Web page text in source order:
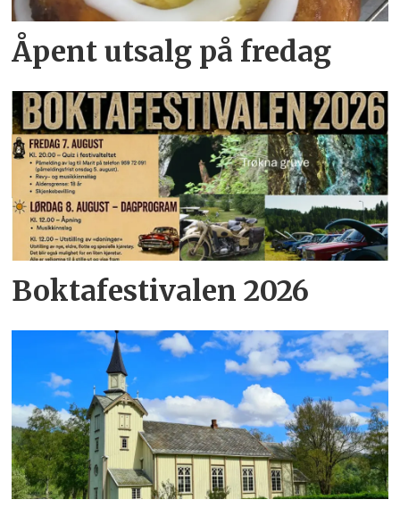
Åpent utsalg på fredag
Boktafestivalen 2026